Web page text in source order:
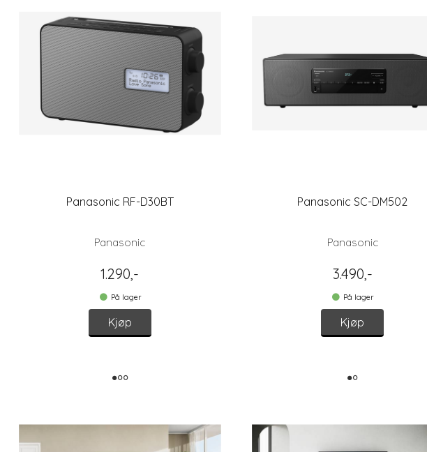
Panasonic RF-D30BT
Panasonic
1.290,-
På lager
Kjøp
Panasonic SC-DM502
Panasonic
3.490,-
På lager
Kjøp